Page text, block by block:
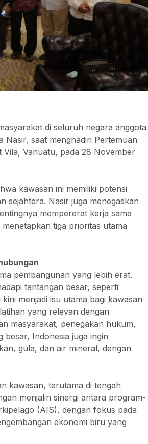
di seluruh negara anggota
Nasir, saat menghadiri Pertemuan
Vanuatu, pada 28 November
kawasan ini memiliki potensi
sejahtera. Nasir juga menegaskan
mempererat kerja sama
tiga prioritas utama
pembangunan yang lebih erat.
tantangan besar, seperti
menjadi isu utama bagi kawasan
yang relevan dengan
masyarakat, penegakan hukum,
Indonesia juga ingin
gula, dan air mineral, dengan
kawasan, terutama di tengah
menjalin sinergi antara program-
(AIS), dengan fokus pada
ekonomi biru yang